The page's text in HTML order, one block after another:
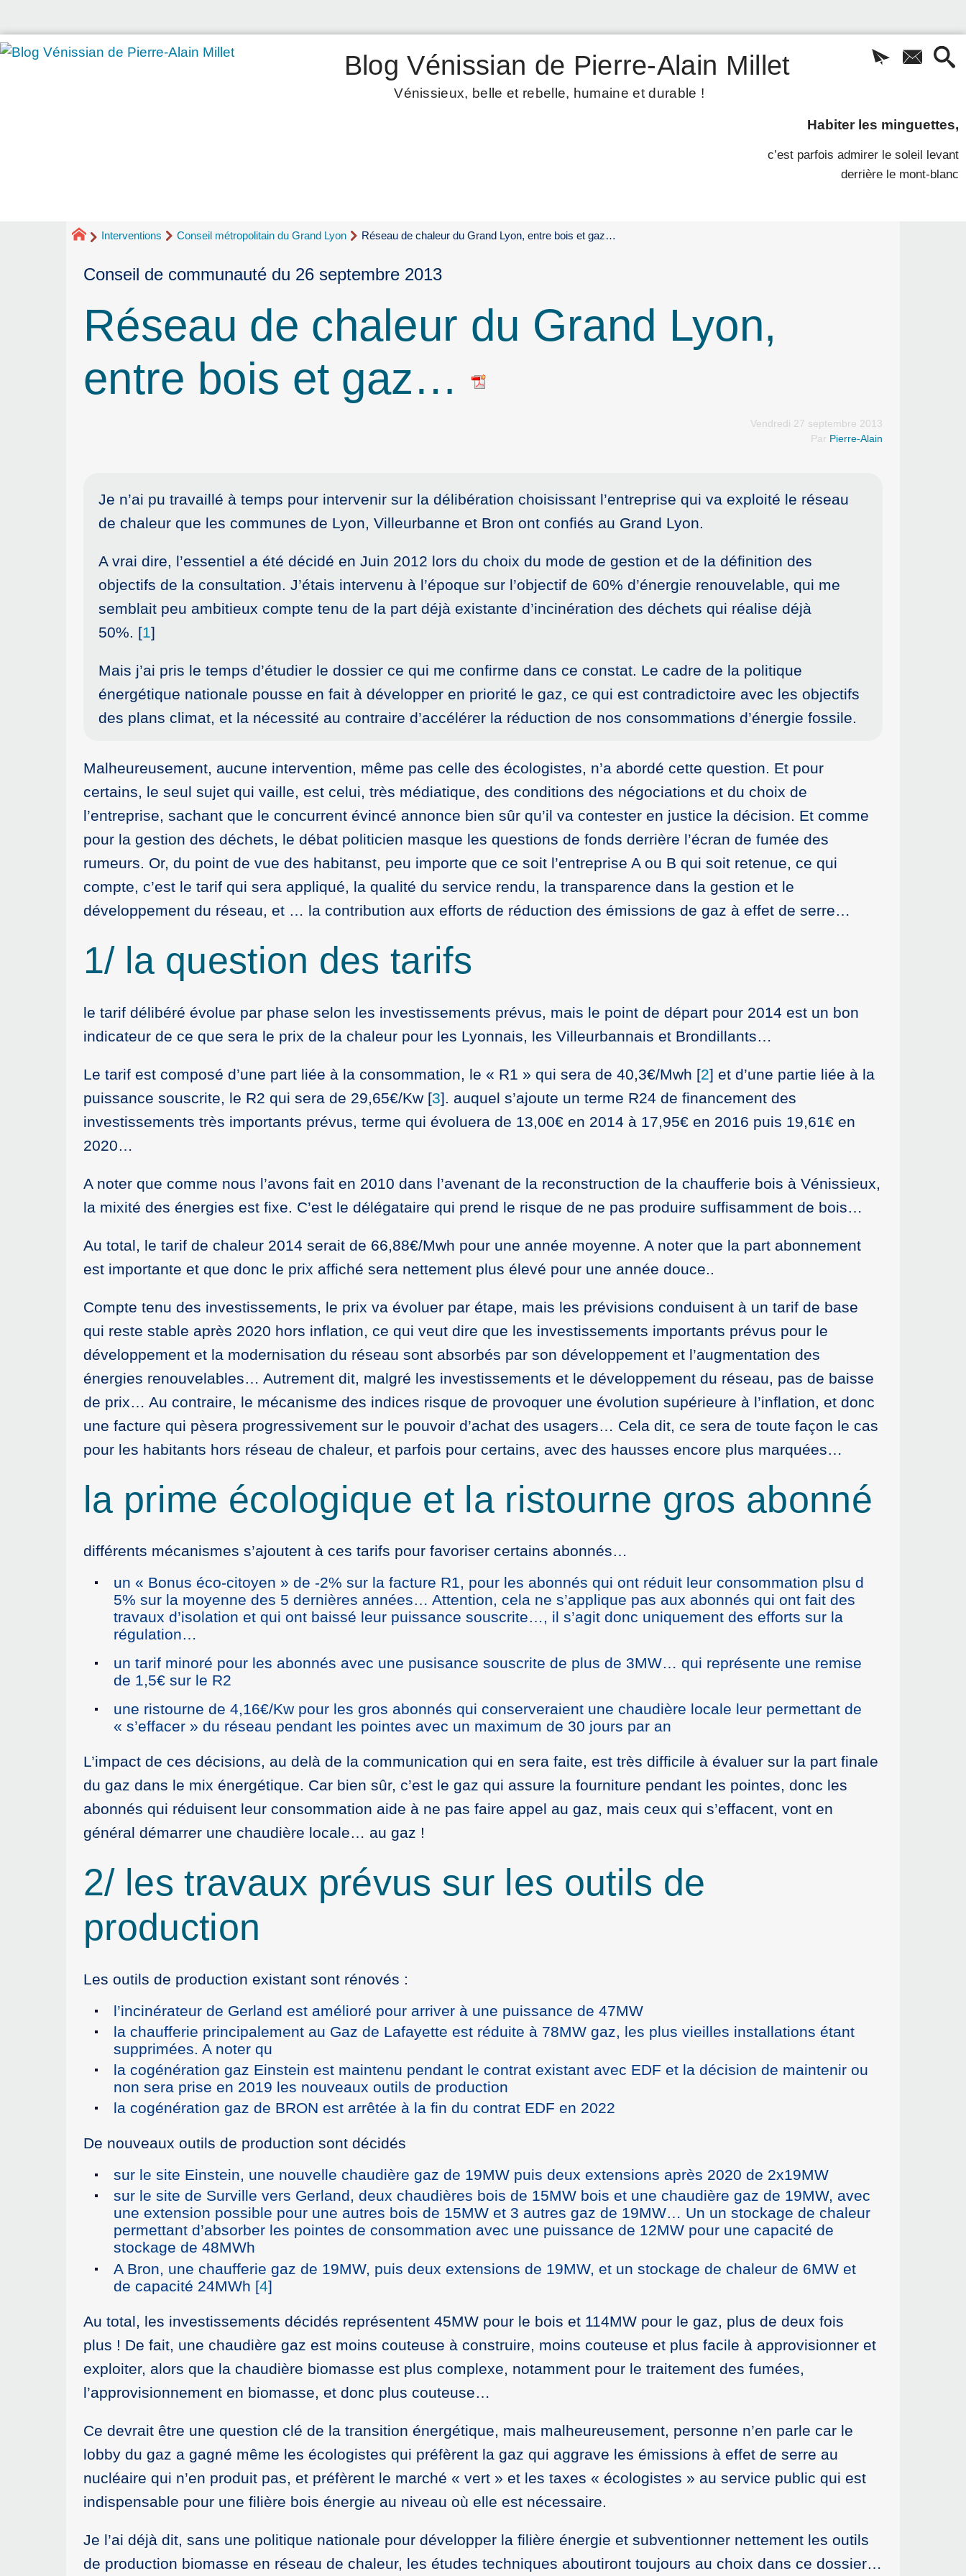
Blog Vénissian de Pierre-Alain Millet
Vénissieux, belle et rebelle, humaine et durable !
Habiter les minguettes,
c’est parfois admirer le soleil levant
derrière le mont-blanc
Interventions Conseil métropolitain du Grand Lyon Réseau de chaleur du Grand Lyon, entre bois et gaz…
Conseil de communauté du 26 septembre 2013
Réseau de chaleur du Grand Lyon,
entre bois et gaz…
Vendredi 27 septembre 2013
Par Pierre-Alain
Je n’ai pu travaillé à temps pour intervenir sur la délibération choisissant l’entreprise qui va exploité le réseau
de chaleur que les communes de Lyon, Villeurbanne et Bron ont confiés au Grand Lyon.
A vrai dire, l’essentiel a été décidé en Juin 2012 lors du choix du mode de gestion et de la définition des
objectifs de la consultation. J’étais intervenu à l’époque sur l’objectif de 60% d’énergie renouvelable, qui me
semblait peu ambitieux compte tenu de la part déjà existante d’incinération des déchets qui réalise déjà
50%. [1]
Mais j’ai pris le temps d’étudier le dossier ce qui me confirme dans ce constat. Le cadre de la politique
énergétique nationale pousse en fait à développer en priorité le gaz, ce qui est contradictoire avec les objectifs
des plans climat, et la nécessité au contraire d’accélérer la réduction de nos consommations d’énergie fossile.
Malheureusement, aucune intervention, même pas celle des écologistes, n’a abordé cette question. Et pour
certains, le seul sujet qui vaille, est celui, très médiatique, des conditions des négociations et du choix de
l’entreprise, sachant que le concurrent évincé annonce bien sûr qu’il va contester en justice la décision. Et comme
pour la gestion des déchets, le débat politicien masque les questions de fonds derrière l’écran de fumée des
rumeurs. Or, du point de vue des habitanst, peu importe que ce soit l’entreprise A ou B qui soit retenue, ce qui
compte, c’est le tarif qui sera appliqué, la qualité du service rendu, la transparence dans la gestion et le
développement du réseau, et … la contribution aux efforts de réduction des émissions de gaz à effet de serre…
1/ la question des tarifs
le tarif délibéré évolue par phase selon les investissements prévus, mais le point de départ pour 2014 est un bon
indicateur de ce que sera le prix de la chaleur pour les Lyonnais, les Villeurbannais et Brondillants…
Le tarif est composé d’une part liée à la consommation, le « R1 » qui sera de 40,3€/Mwh [2] et d’une partie liée à la
puissance souscrite, le R2 qui sera de 29,65€/Kw [3] . auquel s’ajoute un terme R24 de financement des
investissements très importants prévus, terme qui évoluera de 13,00€ en 2014 à 17,95€ en 2016 puis 19,61€ en
2020…
A noter que comme nous l’avons fait en 2010 dans l’avenant de la reconstruction de la chaufferie bois à Vénissieux,
la mixité des énergies est fixe. C’est le délégataire qui prend le risque de ne pas produire suffisamment de bois…
Au total, le tarif de chaleur 2014 serait de 66,88€/Mwh pour une année moyenne. A noter que la part abonnement
est importante et que donc le prix affiché sera nettement plus élevé pour une année douce..
Compte tenu des investissements, le prix va évoluer par étape, mais les prévisions conduisent à un tarif de base
qui reste stable après 2020 hors inflation, ce qui veut dire que les investissements importants prévus pour le
développement et la modernisation du réseau sont absorbés par son développement et l’augmentation des
énergies renouvelables… Autrement dit, malgré les investissements et le développement du réseau, pas de baisse
de prix… Au contraire, le mécanisme des indices risque de provoquer une évolution supérieure à l’inflation, et donc
une facture qui pèsera progressivement sur le pouvoir d’achat des usagers… Cela dit, ce sera de toute façon le cas
pour les habitants hors réseau de chaleur, et parfois pour certains, avec des hausses encore plus marquées…
la prime écologique et la ristourne gros abonné
différents mécanismes s’ajoutent à ces tarifs pour favoriser certains abonnés…
un « Bonus éco-citoyen » de -2% sur la facture R1, pour les abonnés qui ont réduit leur consommation plsu d
5% sur la moyenne des 5 dernières années… Attention, cela ne s’applique pas aux abonnés qui ont fait des
travaux d’isolation et qui ont baissé leur puissance souscrite…, il s’agit donc uniquement des efforts sur la
régulation…
un tarif minoré pour les abonnés avec une pusisance souscrite de plus de 3MW… qui représente une remise
de 1,5€ sur le R2
une ristourne de 4,16€/Kw pour les gros abonnés qui conserveraient une chaudière locale leur permettant de
« s’effacer » du réseau pendant les pointes avec un maximum de 30 jours par an
L’impact de ces décisions, au delà de la communication qui en sera faite, est très difficile à évaluer sur la part finale
du gaz dans le mix énergétique. Car bien sûr, c’est le gaz qui assure la fourniture pendant les pointes, donc les
abonnés qui réduisent leur consommation aide à ne pas faire appel au gaz, mais ceux qui s’effacent, vont en
général démarrer une chaudière locale… au gaz !
2/ les travaux prévus sur les outils de
production
Les outils de production existant sont rénovés :
l’incinérateur de Gerland est amélioré pour arriver à une puissance de 47MW
la chaufferie principalement au Gaz de Lafayette est réduite à 78MW gaz, les plus vieilles installations étant
supprimées. A noter qu
la cogénération gaz Einstein est maintenu pendant le contrat existant avec EDF et la décision de maintenir ou
non sera prise en 2019 les nouveaux outils de production
la cogénération gaz de BRON est arrêtée à la fin du contrat EDF en 2022
De nouveaux outils de production sont décidés
sur le site Einstein, une nouvelle chaudière gaz de 19MW puis deux extensions après 2020 de 2x19MW
sur le site de Surville vers Gerland, deux chaudières bois de 15MW bois et une chaudière gaz de 19MW, avec
une extension possible pour une autres bois de 15MW et 3 autres gaz de 19MW… Un un stockage de chaleur
permettant d’absorber les pointes de consommation avec une puissance de 12MW pour une capacité de
stockage de 48MWh
A Bron, une chaufferie gaz de 19MW, puis deux extensions de 19MW, et un stockage de chaleur de 6MW et
de capacité 24MWh [4]
Au total, les investissements décidés représentent 45MW pour le bois et 114MW pour le gaz, plus de deux fois
plus ! De fait, une chaudière gaz est moins couteuse à construire, moins couteuse et plus facile à approvisionner et
exploiter, alors que la chaudière biomasse est plus complexe, notamment pour le traitement des fumées,
l’approvisionnement en biomasse, et donc plus couteuse…
Ce devrait être une question clé de la transition énergétique, mais malheureusement, personne n’en parle car le
lobby du gaz a gagné même les écologistes qui préfèrent la gaz qui aggrave les émissions à effet de serre au
nucléaire qui n’en produit pas, et préfèrent le marché « vert » et les taxes « écologistes » au service public qui est
indispensable pour une filière bois énergie au niveau où elle est nécessaire.
Je l’ai déjà dit, sans une politique nationale pour développer la filière énergie et subventionner nettement les outils
de production biomasse en réseau de chaleur, les études techniques aboutiront toujours au choix dans ce dossier…